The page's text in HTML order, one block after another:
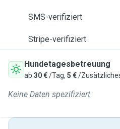
SMS-verifiziert
Stripe-verifiziert
Hundetagesbetreuung
ab 30 €/Tag, 5 €/
Keine Daten spezifiziert